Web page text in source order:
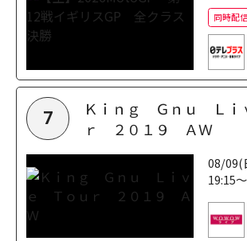
同時配
7
Ｋｉｎｇ Ｇｎｕ Ｌｉ
ｒ ２０１９ ＡＷ
08/09(
19:15